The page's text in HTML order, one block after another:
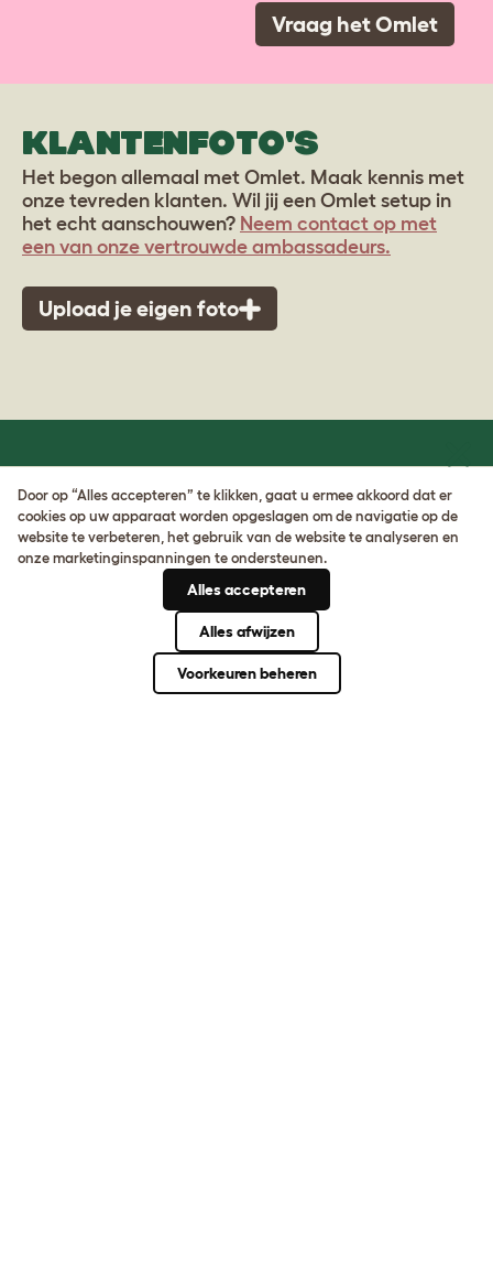
Vraag het Omlet
KLANTENFOTO'S
Het begon allemaal met Omlet. Maak kennis met
onze tevreden klanten. Wil jij een Omlet setup in
het echt aanschouwen? Neem contact op met
een van onze vertrouwde ambassadeurs.
Upload je eigen foto
Meld je aan voor onze nieuwsbrief en ontvang
10% korting
AANMELDEN
Door op “Alles accepteren” te klikken, gaat u ermee akkoord dat er
cookies op uw apparaat worden opgeslagen om de navigatie op de
website te verbeteren, het gebruik van de website te analyseren en
onze marketinginspanningen te ondersteunen.
Alles accepteren
Alles afwijzen
Voorkeuren beheren